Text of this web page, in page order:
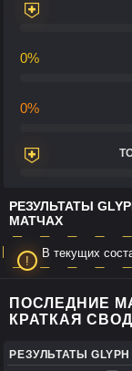
0%
0%
РЕЗУЛЬТАТЫ
МАТЧАХ
В текущих
ПОСЛЕДНИЕ
КРАТКАЯ
РЕЗУЛЬТАТЫ GLYPH